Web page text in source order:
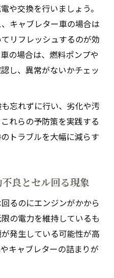
や交換を行いましょう。
キャブレター車の場合は
リフレッシュするのが効
の場合は、燃料ポンプや
し、異常がないかチェッ
忘れずに行い、劣化や汚
れらの予防策を実践する
トラブルを大幅に減らす
良とセル回る現象
るのにエンジンがかから
の電力を維持しているも
発生している可能性が高
キャブレターの詰まりが